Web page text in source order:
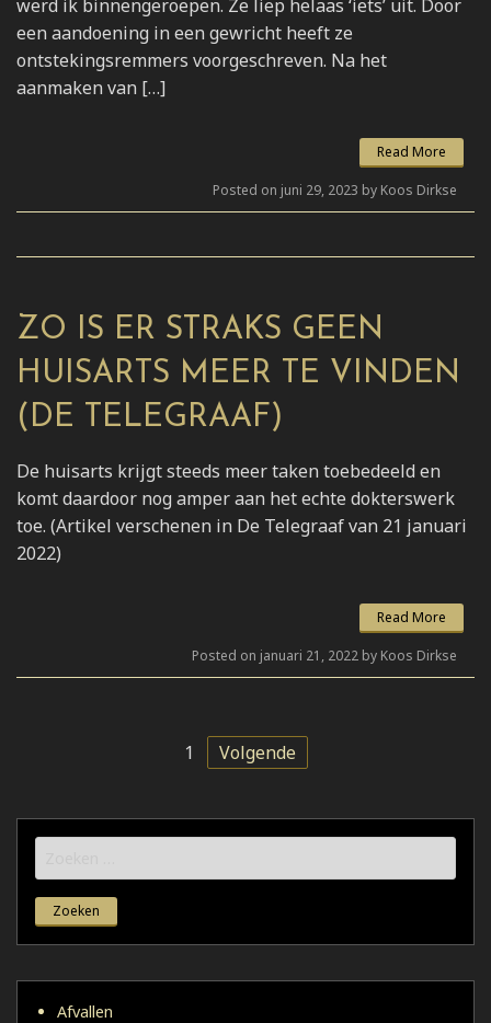
werd ik binnengeroepen. Ze liep helaas ‘iets’ uit. Door
een aandoening in een gewricht heeft ze
ontstekingsremmers voorgeschreven. Na het
aanmaken van […]
Read More
Posted on juni 29, 2023 by Koos Dirkse
ZO IS ER STRAKS GEEN
HUISARTS MEER TE VINDEN
(DE TELEGRAAF)
De huisarts krijgt steeds meer taken toebedeeld en
komt daardoor nog amper aan het echte dokterswerk
toe. (Artikel verschenen in De Telegraaf van 21 januari
2022)
Read More
Posted on januari 21, 2022 by Koos Dirkse
1 Volgende
naar:
Afvallen